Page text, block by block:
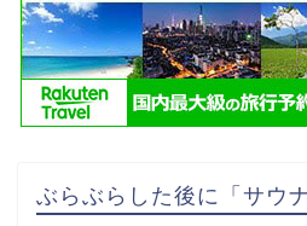
ぶらぶらした後に「サウ